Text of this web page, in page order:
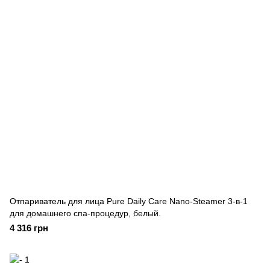
Отпариватель для лица Pure Daily Care Nano-Steamer 3-в-1
для домашнего спа-процедур, белый.
4 316 грн